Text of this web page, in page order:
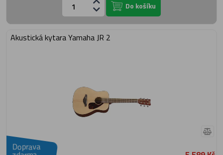
Do košíku
Akustická kytara Yamaha JR 2
Doprava